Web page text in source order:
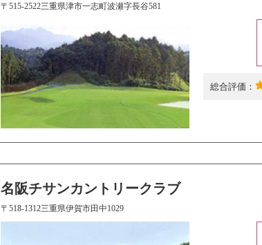
〒515-2522三重県津市一志町波瀬字長谷581
総合評価：
名阪チサンカントリークラブ
〒518-1312三重県伊賀市田中1029